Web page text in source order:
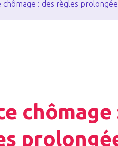
chômage : des règles
chômage